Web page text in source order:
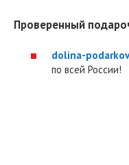
Проверенный
dolina-
по всей России!